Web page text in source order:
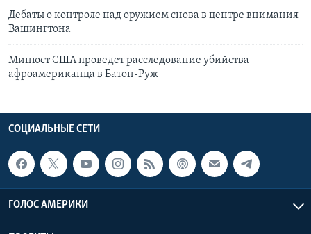
Дебаты о контроле над оружием снова в центре внимания
Вашингтона
Минюст США проведет расследование убийства
афроамериканца в Батон-Руж
СОЦИАЛЬНЫЕ СЕТИ
ГОЛОС АМЕРИКИ